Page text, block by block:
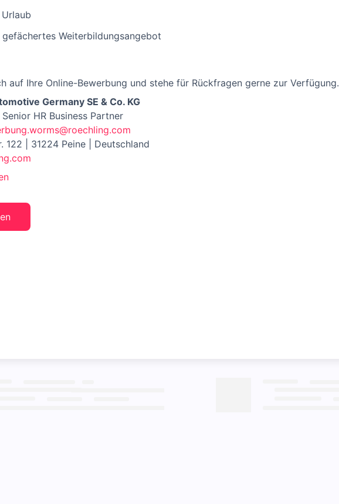
Weiterbildungsangebot
auf Ihre Online-Bewerbung und stehe für Rückfragen gerne zur Verfügung.
Germany SE & Co. KG
HR Business Partner
122 | 31224 Peine | Deutschland